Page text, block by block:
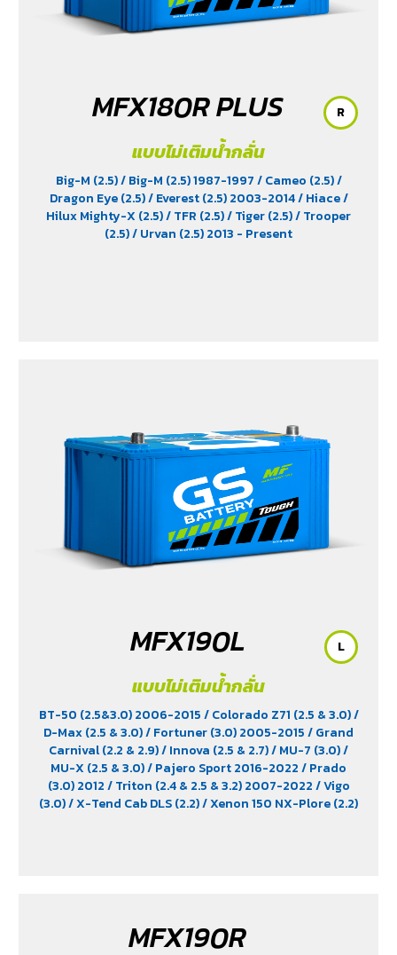
MFX180R PLUS
แบบไม่เติมน้ำกลั่น
Big-M (2.5)/ Big-M (2.5) 1987-1997/ Cameo (2.5)/
Dragon Eye (2.5)/ Everest (2.5) 2003-2014/ Hiace/
Hilux Mighty-X (2.5)/ TFR (2.5)/ Tiger (2.5)/ Trooper
(2.5)/ Urvan (2.5) 2013 - Present
R
MFX190L
แบบไม่เติมน้ำกลั่น
BT-50 (2.5&3.0) 2006-2015/ Colorado Z71 (2.5 & 3.0)/
D-Max (2.5 & 3.0)/ Fortuner (3.0) 2005-2015/ Grand
Carnival (2.2 & 2.9)/ Innova (2.5 & 2.7)/ MU-7 (3.0)/
MU-X (2.5 & 3.0)/ Pajero Sport 2016-2022/ Prado
(3.0) 2012/ Triton (2.4 & 2.5 & 3.2) 2007-2022/ Vigo
(3.0)/ X-Tend Cab DLS (2.2)/ Xenon 150 NX-Plore (2.2)
L
MFX190R